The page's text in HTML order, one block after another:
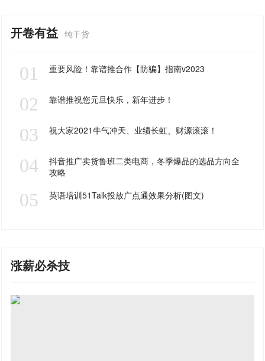
开卷有益 纯干货
01 重要风险！靠谱推合作【防骗】指南v2023
02 靠谱推祝您元旦快乐，新年进步！
03 祝大家2021牛气冲天、业绩长虹、财源滚滚！
04
抖音推广卖货鲁班二类电商，冬季爆品的选品方向全
攻略
05 英语培训51Talk投放广点通效果分析(图文)
涨薪必杀技